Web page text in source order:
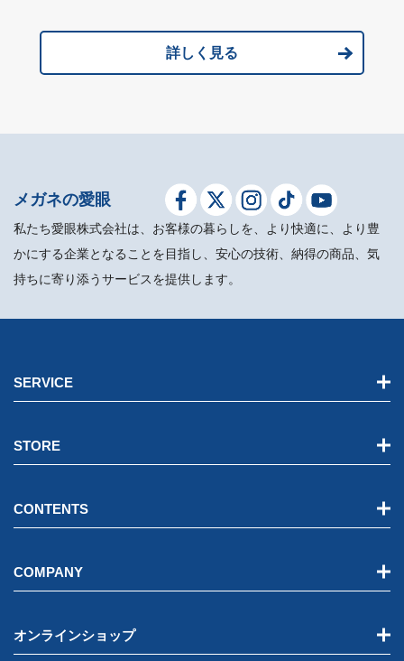
詳しく見る
メガネの愛眼
私たち愛眼株式会社は、お客様の暮らしを、より快適に、より豊
かにする企業となることを目指し、安心の技術、納得の商品、気
持ちに寄り添うサービスを提供します。
SERVICE
STORE
CONTENTS
COMPANY
オンラインショップ